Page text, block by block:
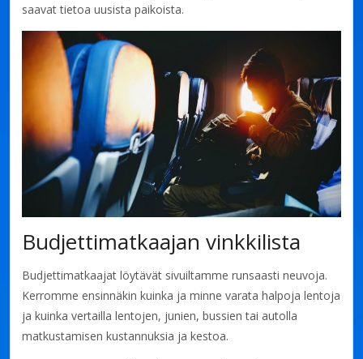
saavat tietoa uusista paikoista.
Budjettimatkaajan vinkkilista
Budjettimatkaajat löytävät sivuiltamme runsaasti neuvoja.
Kerromme ensinnäkin kuinka ja minne varata halpoja lentoja
ja kuinka vertailla lentojen, junien, bussien tai autolla
matkustamisen kustannuksia ja kestoa.